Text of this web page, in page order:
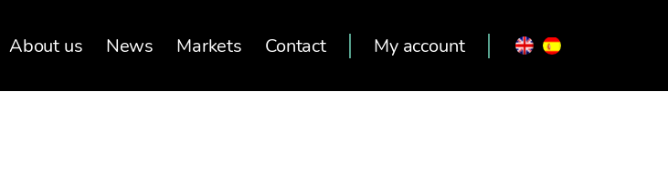
About us News Markets Contact My account